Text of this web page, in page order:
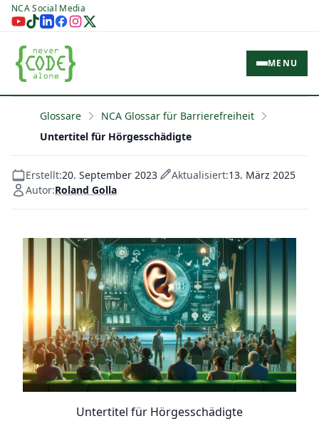
NCA Social Media
MENU
Glossare
NCA Glossar für Barrierefreiheit
Untertitel für Hörgesschädigte
Erstellt:20. September 2023 Aktualisiert:13. März 2025
Autor:Roland Golla
Untertitel für Hörgesschädigte